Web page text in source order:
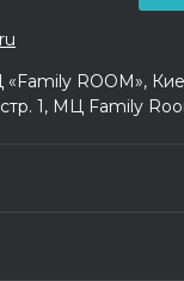
«Family ROOM»,
1, МЦ Family